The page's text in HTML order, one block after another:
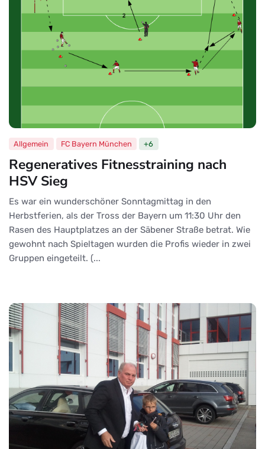
Regeneratives Fitnesstraining nach
HSV Sieg
Es war ein wunderschöner Sonntagmittag in den
Herbstferien, als der Tross der Bayern um 11:30 Uhr den
Rasen des Hauptplatzes an der Säbener Straße betrat. Wie
gewohnt nach Spieltagen wurden die Profis wieder in zwei
Gruppen eingeteilt. (...
Allgemein FC Bayern München +6